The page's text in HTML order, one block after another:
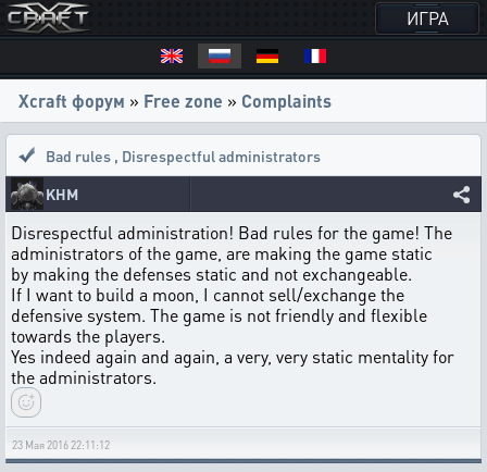
ИГРА
Xcraft форум » Free zone » Complaints
Bad rules , Disrespectful administrators
KHM
Disrespectful administration! Bad rules for the game! The
administrators of the game, are making the game static
by making the defenses static and not exchangeable.
If I want to build a moon, I cannot sell/exchange the
defensive system. The game is not friendly and flexible
towards the players.
Yes indeed again and again, a very, very static mentality for
the administrators.
23 Мая 2016 22:11:12